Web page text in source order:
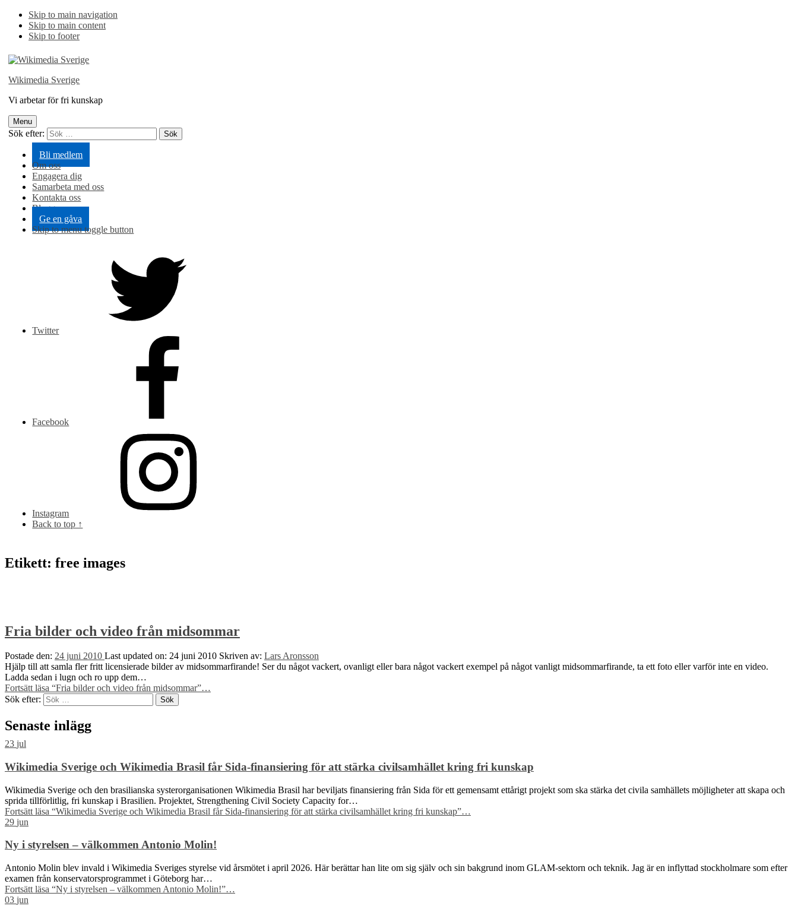
Skip to main navigation
Skip to main content
Skip to footer
Wikimedia Sverige
Vi arbetar för fri kunskap
Menu
Sök efter:
Bli medlem
Om oss
Engagera dig
Samarbeta med oss
Kontakta oss
Blogg
Ge en gåva
Skip to menu toggle button
Twitter
Facebook
Instagram
Back to top ↑
Etikett: free images
Fria bilder och video från midsommar
Postade den: 24 juni 2010 Last updated on: 24 juni 2010 Skriven av: Lars Aronsson
Hjälp till att samla fler fritt licensierade bilder av midsommarfirande! Ser du något vackert, ovanligt eller bara något vackert exempel på något vanligt midsommarfirande, ta ett foto eller varför inte en video.
Ladda sedan i lugn och ro upp dem…
Fortsätt läsa “Fria bilder och video från midsommar”…
Sök efter:
Senaste inlägg
23 jul
Wikimedia Sverige och Wikimedia Brasil får Sida-finansiering för att stärka civilsamhället kring fri kunskap
Wikimedia Sverige och den brasilianska systerorganisationen Wikimedia Brasil har beviljats finansiering från Sida för ett gemensamt ettårigt projekt som ska stärka det civila samhällets möjligheter att skapa och
sprida tillförlitlig, fri kunskap i Brasilien. Projektet, Strengthening Civil Society Capacity for…
Fortsätt läsa “Wikimedia Sverige och Wikimedia Brasil får Sida-finansiering för att stärka civilsamhället kring fri kunskap”…
29 jun
Ny i styrelsen – välkommen Antonio Molin!
Antonio Molin blev invald i Wikimedia Sveriges styrelse vid årsmötet i april 2026. Här berättar han lite om sig själv och sin bakgrund inom GLAM-sektorn och teknik. Jag är en inflyttad stockholmare som efter
examen från konservatorsprogrammet i Göteborg har…
Fortsätt läsa “Ny i styrelsen – välkommen Antonio Molin!”…
03 jun